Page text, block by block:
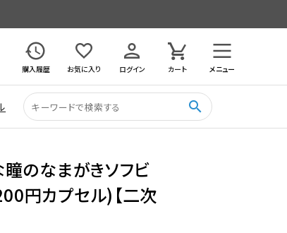
購入履歴
お気に入り ログイン カート メニュー
search
瞳のなまがきソフビ
円カプセル)【二次